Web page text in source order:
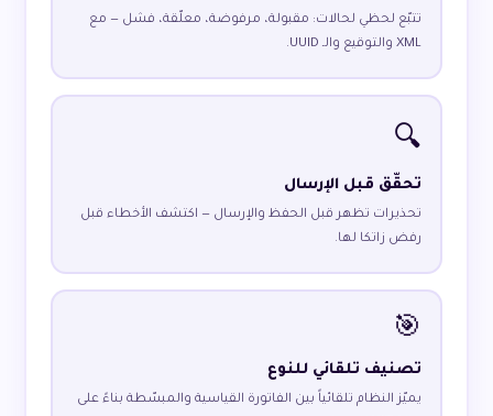
تتبّع لحظي لحالات: مقبولة، مرفوضة، معلّقة، فشل — مع
XML والتوقيع والـ UUID.
🔍
تحقّق قبل الإرسال
تحذيرات تظهر قبل الحفظ والإرسال — اكتشف الأخطاء قبل
رفض زاتكا لها.
🎯
تصنيف تلقائي للنوع
يميّز النظام تلقائياً بين الفاتورة القياسية والمبسّطة بناءً على